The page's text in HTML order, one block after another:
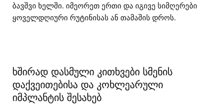
ბავშვი ხელში. იმეორეთ ერთი და იგივე სიმღერები
ყოველდღიური რუტინისას ან თამაშის დროს.
ხშირად დასმული კითხვები სმენის
დაქვეითებისა და კოხლეარული
იმპლანტის შესახებ